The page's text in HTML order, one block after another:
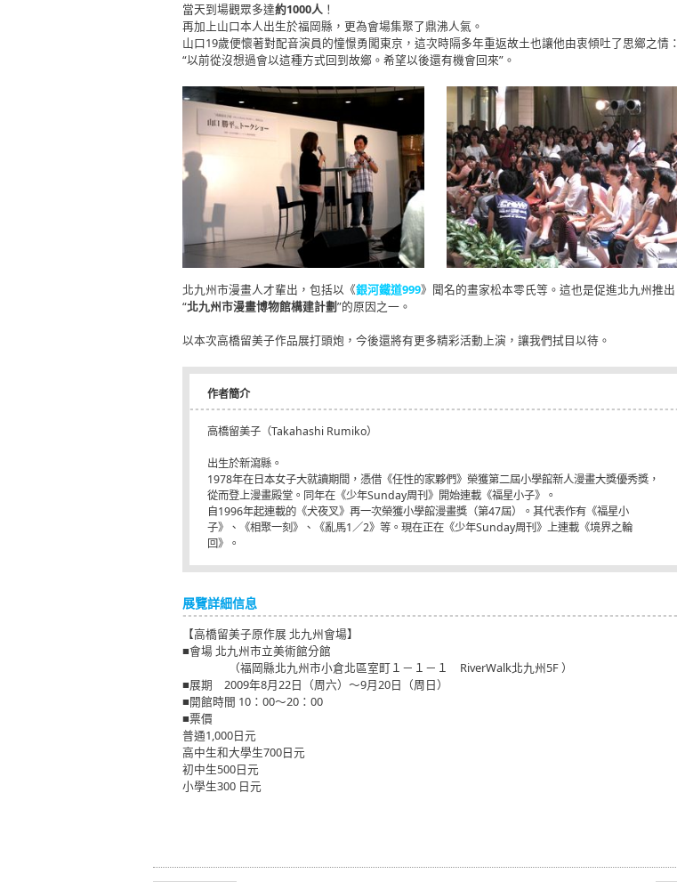
當天到場觀眾多達約1000人 ！
再加上山口本人出生於福岡縣，更為會場集聚了鼎沸人氣。
山口19歲便懷著對配音演員的憧憬勇闖東京，這次時隔多年重返故土也讓他由衷傾吐了思鄉之情：
“以前從沒想過會以這種方式回到故鄉。希望以後還有機會回來”。
北九州市漫畫人才輩出，包括以《銀河鐵道999》聞名的畫家松本零氏等。這也是促進北九州推出
“北九州市漫畫博物館構建計劃”的原因之一。
以本次高橋留美子作品展打頭炮，今後還將有更多精彩活動上演，讓我們拭目以待。
作者簡介
高橋留美子（Takahashi Rumiko）
出生於新瀉縣。
1978年在日本女子大就讀期間，憑借《任性的家夥們》榮獲第二屆小學館新人漫畫大獎優秀獎，
從而登上漫畫殿堂。同年在《少年Sunday周刊》開始連載《福星小子》。
自1996年起連載的《犬夜叉》再一次榮獲小學館漫畫獎（第47屆）。其代表作有《福星小
子》、《相聚一刻》、《亂馬1／2》等。現在正在《少年Sunday周刊》上連載《境界之輪
回》。
展覽詳細信息
【高橋留美子原作展 北九州會場】
■會場 北九州市立美術館分館
（福岡縣北九州市小倉北區室町１－１－１ RiverWalk北九州5F ）
■展期 2009年8月22日（周六）～9月20日（周日）
■開館時間 10：00～20：00
■票價
普通1,000日元
高中生和大學生700日元
初中生500日元
小學生300 日元